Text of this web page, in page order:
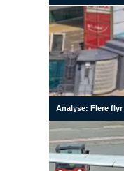
Analyse: Flere